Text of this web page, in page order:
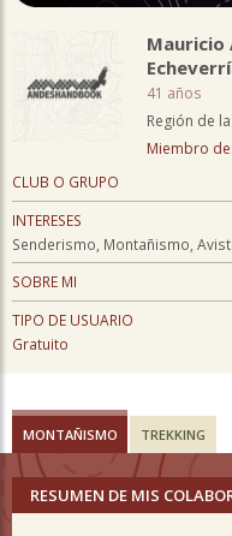
Mauricio
41 años
Región de
Miembro
CLUB O GRUPO
INTERESES
Senderismo, Montañismo,
SOBRE MI
TIPO DE USUARIO
Gratuito
MONTAÑISMO TREKKING
RESUMEN DE MIS